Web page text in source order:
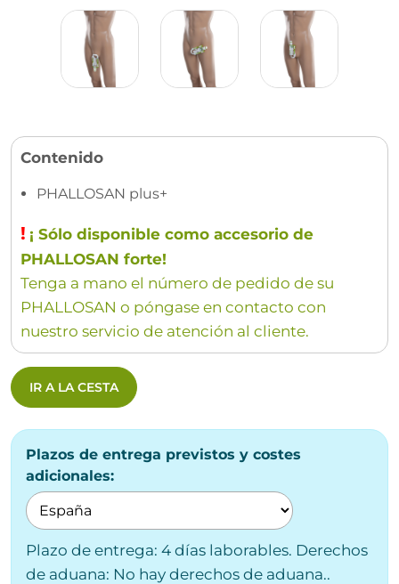
Contenido
PHALLOSAN plus+
! ¡ Sólo disponible como accesorio de
PHALLOSAN forte!
Tenga a mano el número de pedido de su
PHALLOSAN o póngase en contacto con
nuestro servicio de atención al cliente.
IR A LA CESTA
Plazos de entrega previstos y costes
adicionales:
Plazo de entrega: 4 días laborables. Derechos
de aduana: No hay derechos de aduana..